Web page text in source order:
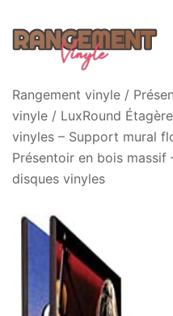
content
Rangement vinyle
Rangement vinyle /
vinyle / LuxRound
vinyles – Support mural
Présentoir en bois massif
disques vinyles